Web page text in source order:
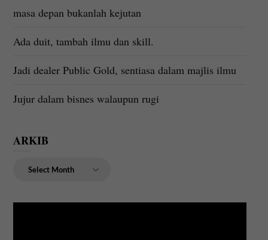
masa depan bukanlah kejutan
Ada duit, tambah ilmu dan skill.
Jadi dealer Public Gold, sentiasa dalam majlis ilmu
Jujur dalam bisnes walaupun rugi
ARKIB
ARKIB